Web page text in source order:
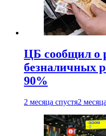
ЦБ сообщил о
безналичных
90%
2 месяца спустя2